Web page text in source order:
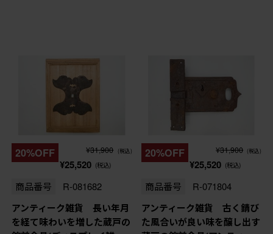
20%OFF ¥31,900 (税込)
¥25,520 (税込)
商品番号 R-081682
アンティーク雑貨 長い年月
を経て味わいを増した蔵戸の
20%OFF ¥31,900 (税込)
¥25,520 (税込)
商品番号 R-071804
アンティーク雑貨 古く錆び
た風合いが良い味を醸し出す